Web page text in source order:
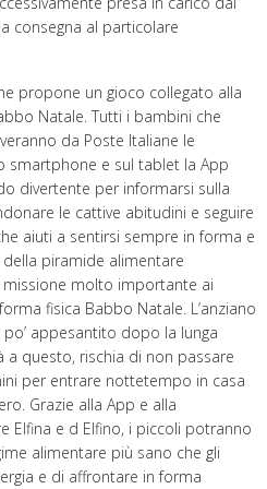
consegna al particolare
propone un gioco collegato alla
Natale. Tutti i bambini che
da Poste Italiane le
smartphone e sul tablet la App
divertente per informarsi sulla
le cattive abitudini e seguire
aiuti a sentirsi sempre in forma e
piramide alimentare
missione molto importante ai
fisica Babbo Natale. L’anziano
appesantito dopo la lunga
a questo, rischia di non passare
per entrare nottetempo in casa
Grazie alla App e alla
Elfina e d Elfino, i piccoli potranno
alimentare più sano che gli
e di affrontare in forma